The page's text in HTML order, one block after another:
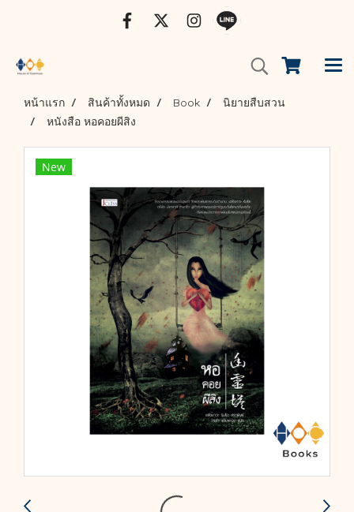
หน้าแรก สินค้าทั้งหมด Book
นิยายสืบสวน
หนังสือ หอคอยผีสิง
New